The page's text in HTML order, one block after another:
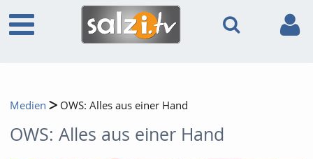
Medien OWS: Alles aus einer Hand
OWS: Alles aus einer Hand